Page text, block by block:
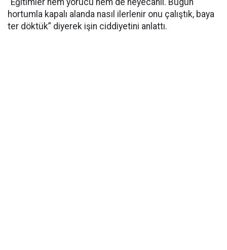
“Eğitimler hem yorucu hem de heyecanlı. Bugün
hortumla kapalı alanda nasıl ilerlenir onu çalıştık, baya
ter döktük” diyerek işin ciddiyetini anlattı.